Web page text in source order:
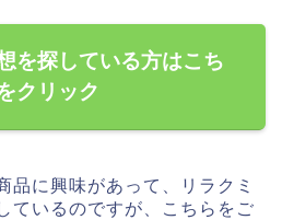
を探している方はこち
クリック
品に興味があって、リラクミ
ているのですが、こちらをご